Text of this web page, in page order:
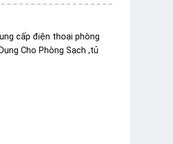
cấp điện thoại phòng
Cho Phòng Sạch ,tủ